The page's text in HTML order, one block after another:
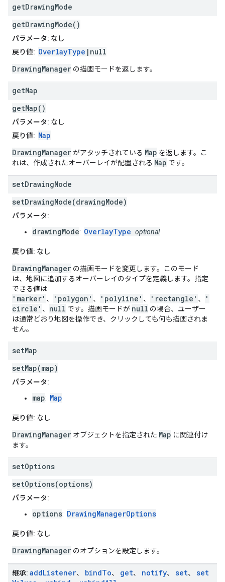
getDrawingMode
getDrawingMode()
パラメータ: なし
戻り値: OverlayType |null
DrawingManager の描画モードを返します。
getMap
getMap()
パラメータ: なし
戻り値: Map
DrawingManagerがアタッチされている Map を返します。こ
れは、作成されたオーバーレイが配置される Map です。
setDrawingMode
setDrawingMode(drawingMode)
パラメータ:
drawingMode: OverlayType optional
戻り値: なし
DrawingManager の描画モードを変更します。このモード
は、地図に追加するオーバーレイのタイプを定義します。指定
できる値は
'marker' 、 'polygon' 、 'polyline' 、 'rectangle' 、
'
circle' 、 null です。描画モードが null の場合、ユーザー
は通常どおり地図を操作でき、クリックしても何も描画されま
せん。
setMap
setMap(map)
パラメータ:
map: Map
戻り値: なし
DrawingManager オブジェクトを指定された Map に関連付け
ます。
setOptions
setOptions(options)
パラメータ:
options: DrawingManagerOptions
戻り値: なし
DrawingManager のオプションを設定します。
継承: addListener、 bindTo、 get、 notify、 set、 set